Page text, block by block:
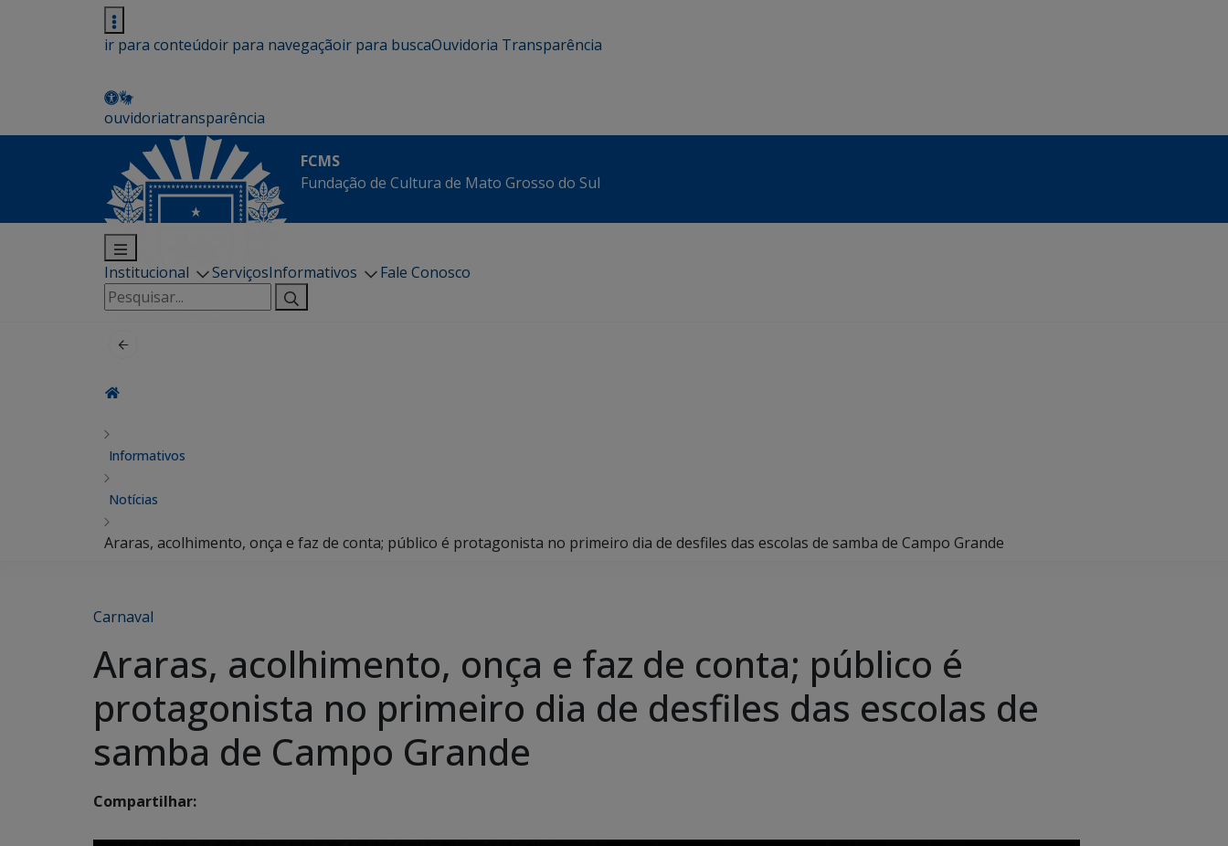
ir para conteúdoir para navegaçãoir para buscaOuvidoria Transparência
ouvidoriatransparência
FCMS
Fundação de Cultura de Mato Grosso do Sul
Institucional ServiçosInformativos
Fale Conosco
Pesquisar
por:
Informativos
Notícias
Araras, acolhimento, onça e faz de conta; público é protagonista no primeiro dia de desfiles das escolas de samba de Campo Grande
Carnaval
Araras, acolhimento, onça e faz de conta; público é
protagonista no primeiro dia de desfiles das escolas de
samba de Campo Grande
Compartilhar: